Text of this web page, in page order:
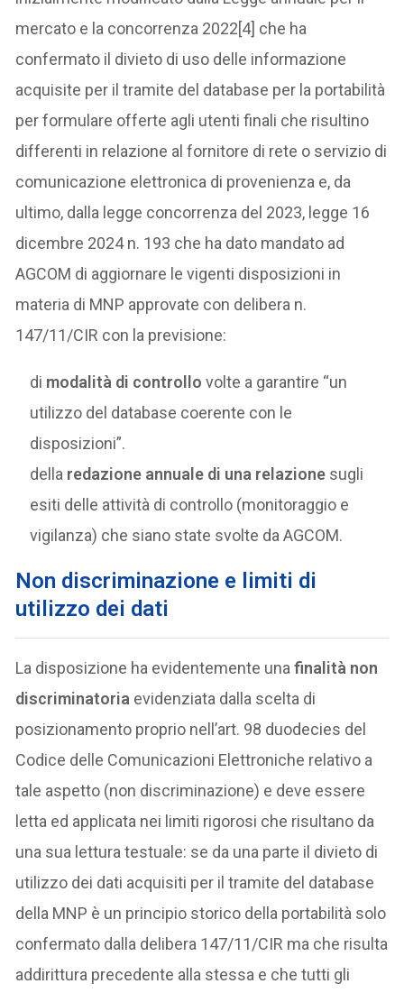
mercato e la concorrenza 2022[4] che ha
confermato il divieto di uso delle informazione
acquisite per il tramite del database per la portabilità
per formulare offerte agli utenti finali che risultino
differenti in relazione al fornitore di rete o servizio di
comunicazione elettronica di provenienza e, da
ultimo, dalla legge concorrenza del 2023, legge 16
dicembre 2024 n. 193 che ha dato mandato ad
AGCOM di aggiornare le vigenti disposizioni in
materia di MNP approvate con delibera n.
147/11/CIR con la previsione:
di modalità di controllo volte a garantire “un
utilizzo del database coerente con le
disposizioni”.
della redazione annuale di una relazione sugli
esiti delle attività di controllo (monitoraggio e
vigilanza) che siano state svolte da AGCOM.
Non discriminazione e limiti di
utilizzo dei dati
La disposizione ha evidentemente unafinalità non
discriminatoria evidenziata dalla scelta di
posizionamento proprio nell’art. 98 duodecies del
Codice delle Comunicazioni Elettroniche relativo a
tale aspetto (non discriminazione) e deve essere
letta ed applicata nei limiti rigorosi che risultano da
una sua lettura testuale: se da una parte il divieto di
utilizzo dei dati acquisiti per il tramite del database
della MNP è un principio storico della portabilità solo
confermato dalla delibera 147/11/CIR ma che risulta
addirittura precedente alla stessa e che tutti gli